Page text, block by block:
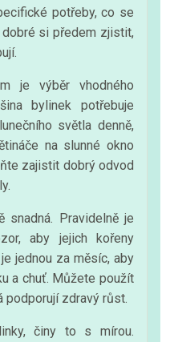
potřeby, co se
si předem zjistit,
je výběr vhodného
bylinek potřebuje
světla denně,
na slunné okno
zajistit dobrý odvod
snadná. Pravidelně je
aby jejich kořeny
jednou za měsíc, aby
a chuť. Můžete použít
podporují zdravý růst.
činy to s mírou.